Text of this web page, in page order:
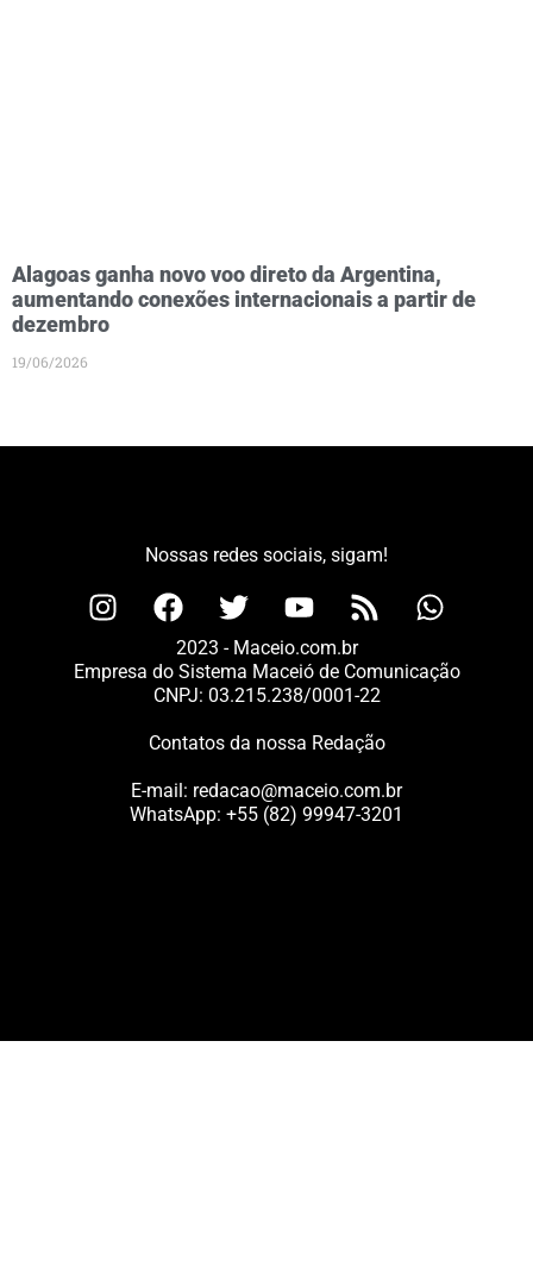
Alagoas ganha novo voo direto da Argentina,
aumentando conexões internacionais a partir de
dezembro
19/06/2026
Nossas redes sociais, sigam!
2023 - Maceio.com.br
Empresa do Sistema Maceió de Comunicação
CNPJ: 03.215.238/0001-22
Contatos da nossa Redação
E-mail: redacao@maceio.com.br
WhatsApp: +55 (82) 99947-3201